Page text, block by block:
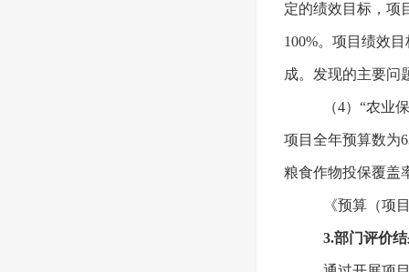
定的绩效目标，项
100%。项目绩效
成。发现的主要问
（4）“农业
项目全年预算数为
粮食作物投保覆盖
《预算（项
3.部门评价